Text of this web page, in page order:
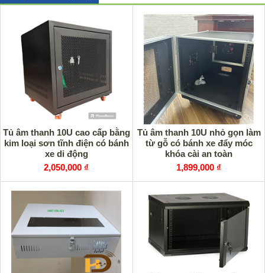
Tủ âm thanh 10U cao cấp bằng
kim loại sơn tĩnh điện có bánh
xe di động
2,050,000 ₫
Tủ âm thanh 10U nhỏ gọn làm
từ gỗ có bánh xe đẩy móc
khóa cài an toàn
1,899,000 ₫